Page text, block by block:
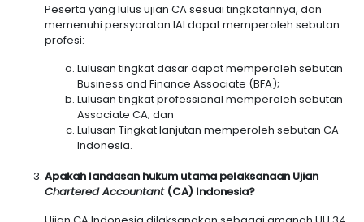
Peserta yang lulus ujian CA sesuai tingkatannya, dan
memenuhi persyaratan IAI dapat memperoleh sebutan
profesi:
Lulusan tingkat dasar dapat memperoleh sebutan
Business and Finance Associate (BFA);
Lulusan tingkat professional memperoleh sebutan
Associate CA; dan
Lulusan Tingkat lanjutan memperoleh sebutan CA
Indonesia.
Apakah landasan hukum utama pelaksanaan Ujian
Chartered Accountant(CA) Indonesia?